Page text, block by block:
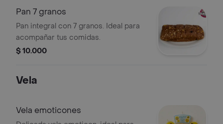
Pan 7 granos
Pan integral con 7 granos. Ideal para
acompañar tus comidas.
$ 10.000
Vela
Vela emoticones